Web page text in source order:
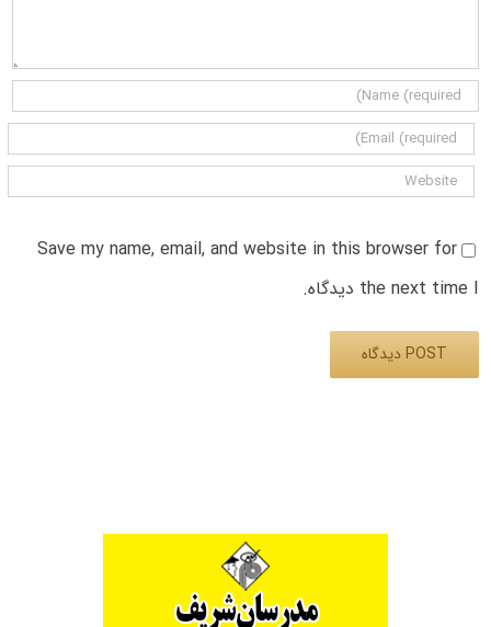
Save my name, email, and website in this browser for
the next time I دیدگاه.